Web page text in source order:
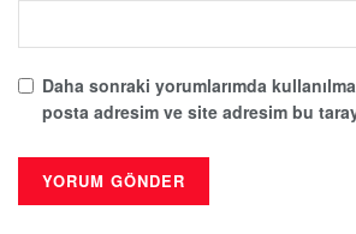
Daha sonraki yorumlarımda
posta adresim ve site adresim bu